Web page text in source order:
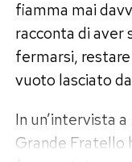
fiamma mai
racconta di aver
fermarsi,
vuoto lasciato
In un’intervista a
Grande Fratello